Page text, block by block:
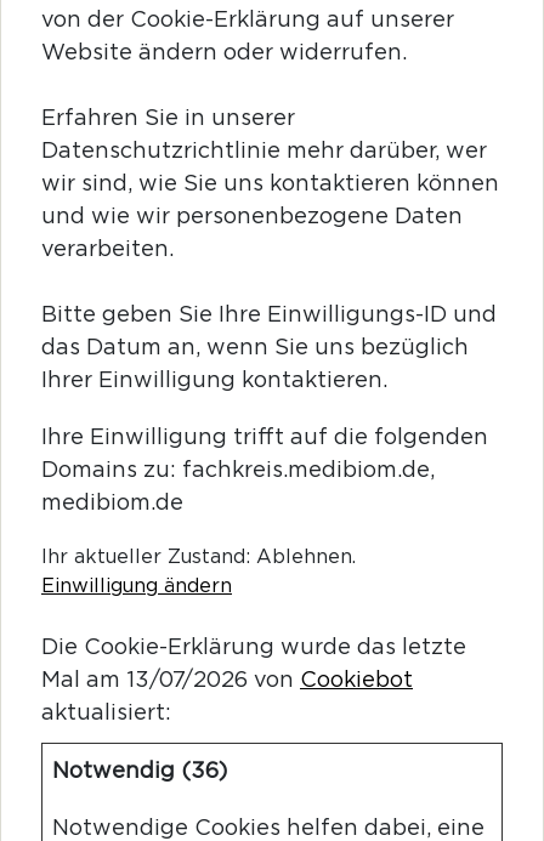
von der Cookie-Erklärung auf unserer
Website ändern oder widerrufen.
Erfahren Sie in unserer
Datenschutzrichtlinie mehr darüber, wer
wir sind, wie Sie uns kontaktieren können
und wie wir personenbezogene Daten
verarbeiten.
Bitte geben Sie Ihre Einwilligungs-ID und
das Datum an, wenn Sie uns bezüglich
Ihrer Einwilligung kontaktieren.
Ihre Einwilligung trifft auf die folgenden
Domains zu: fachkreis.medibiom.de,
medibiom.de
Ihr aktueller Zustand: Ablehnen.
Einwilligung ändern
Die Cookie-Erklärung wurde das letzte
Mal am 13/07/2026 von Cookiebot
aktualisiert:
Notwendig (36)
Notwendige Cookies helfen dabei, eine